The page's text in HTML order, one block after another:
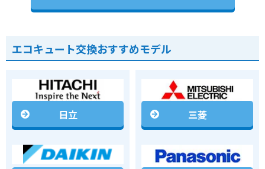
エコキュート交換おすすめモデル
日立 三菱